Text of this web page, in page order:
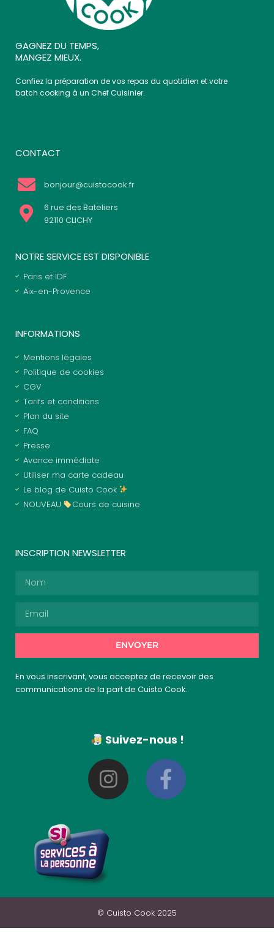
GAGNEZ DU TEMPS,
MANGEZ MIEUX.
Confiez la préparation de vos repas du quotidien et votre
batch cooking à un Chef Cuisinier.
CONTACT
bonjour@cuistocook.fr
6 rue des Bateliers
92110 CLICHY
NOTRE SERVICE EST DISPONIBLE
Paris et IDF
Aix-en-Provence
INFORMATIONS
Mentions légales
Politique de cookies
CGV
Tarifs et conditions
Plan du site
FAQ
Presse
Avance immédiate
Utiliser ma carte cadeau
Le blog de Cuisto Cook
NOUVEAU
Cours de cuisine
INSCRIPTION NEWSLETTER
ENVOYER
En vous inscrivant, vous acceptez de recevoir des
communications de la part de Cuisto Cook.
Suivez-nous !
© Cuisto Cook 2025